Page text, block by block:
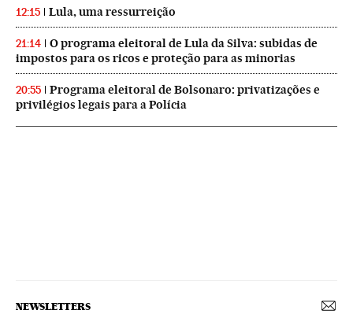
12:15 Lula, uma ressurreição
21:14
O programa eleitoral de Lula da Silva: subidas de
impostos para os ricos e proteção para as minorias
20:55
Programa eleitoral de Bolsonaro: privatizações e
privilégios legais para a Polícia
NEWSLETTERS